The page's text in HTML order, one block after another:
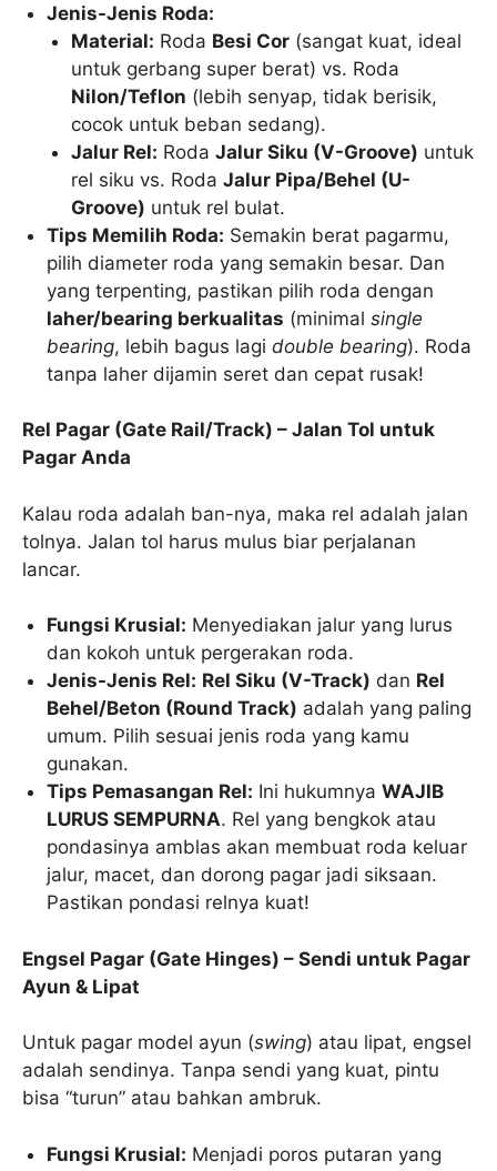
Jenis-Jenis Roda:
Material: Roda Besi Cor (sangat kuat, ideal
untuk gerbang super berat) vs. Roda
Nilon/Teflon (lebih senyap, tidak berisik,
cocok untuk beban sedang).
Jalur Rel: RodaJalur Siku (V-Groove) untuk
rel siku vs. RodaJalur Pipa/Behel (U-
Groove) untuk rel bulat.
Tips Memilih Roda: Semakin berat pagarmu,
pilih diameter roda yang semakin besar. Dan
yang terpenting, pastikan pilih roda dengan
laher/bearing berkualitas (minimalsingle
bearing, lebih bagus lagidouble bearing). Roda
tanpa laher dijamin seret dan cepat rusak!
Rel Pagar (Gate Rail/Track) – Jalan Tol untuk
Pagar Anda
Kalau roda adalah ban-nya, maka rel adalah jalan
tolnya. Jalan tol harus mulus biar perjalanan
lancar.
Fungsi Krusial: Menyediakan jalur yang lurus
dan kokoh untuk pergerakan roda.
Jenis-Jenis Rel: Rel Siku (V-Track) dan Rel
Behel/Beton (Round Track) adalah yang paling
umum. Pilih sesuai jenis roda yang kamu
gunakan.
Tips Pemasangan Rel: Ini hukumnyaWAJIB
LURUS SEMPURNA. Rel yang bengkok atau
pondasinya amblas akan membuat roda keluar
jalur, macet, dan dorong pagar jadi siksaan.
Pastikan pondasi relnya kuat!
Engsel Pagar (Gate Hinges) – Sendi untuk Pagar
Ayun & Lipat
Untuk pagar model ayun (swing) atau lipat, engsel
adalah sendinya. Tanpa sendi yang kuat, pintu
bisa “turun” atau bahkan ambruk.
Fungsi Krusial: Menjadi poros putaran yang